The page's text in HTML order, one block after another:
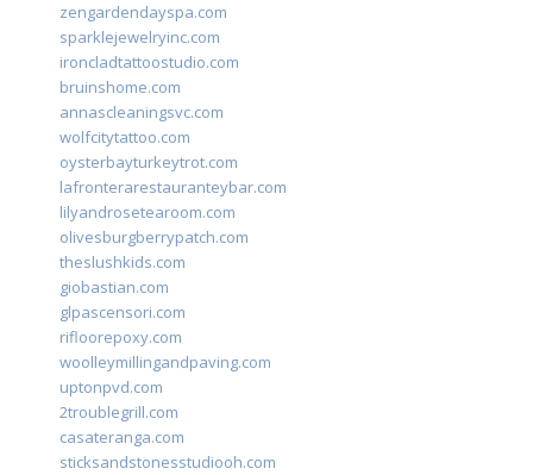
zengardendayspa.com
sparklejewelryinc.com
ironcladtattoostudio.com
bruinshome.com
annascleaningsvc.com
wolfcitytattoo.com
oysterbayturkeytrot.com
lafronterarestauranteybar.com
lilyandrosetearoom.com
olivesburgberrypatch.com
theslushkids.com
giobastian.com
glpascensori.com
rifloorepoxy.com
woolleymillingandpaving.com
uptonpvd.com
2troublegrill.com
casateranga.com
sticksandstonesstudiooh.com